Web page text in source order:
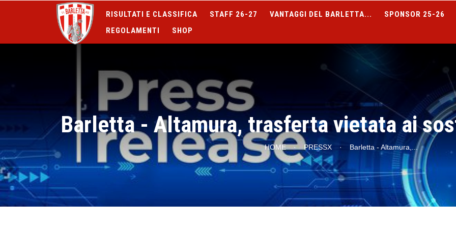
RISULTATI E CLASSIFICA STAFF 26-27 VANTAGGI DEL BARLETTA... SPONSOR 25-26
REGOLAMENTI
SHOP
Barletta - Altamura, trasferta vietata ai
HOME · PRESSX · Barletta - Altamura,...